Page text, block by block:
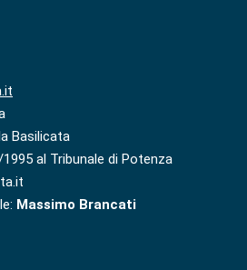
Basilicata
al Tribunale di Potenza
Massimo Brancati